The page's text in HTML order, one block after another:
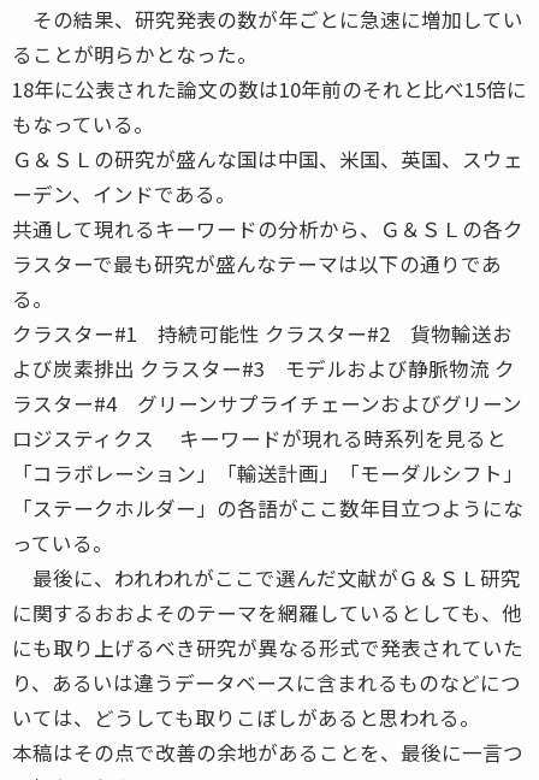
その結果、研究発表の数が年ごとに急速に増加してい
ることが明らかとなった。
18年に公表された論文の数は10年前のそれと比べ15倍に
もなっている。
Ｇ＆ＳＬの研究が盛んな国は中国、米国、英国、スウェ
ーデン、インドである。
共通して現れるキーワードの分析から、Ｇ＆ＳＬの各ク
ラスターで最も研究が盛んなテーマは以下の通りであ
る。
クラスター#1 持続可能性 クラスター#2 貨物輸送お
よび炭素排出 クラスター#3 モデルおよび静脈物流 ク
ラスター#4 グリーンサプライチェーンおよびグリーン
ロジスティクス キーワードが現れる時系列を見ると
「コラボレーション」「輸送計画」「モーダルシフト」
「ステークホルダー」の各語がここ数年目立つようにな
っている。
最後に、われわれがここで選んだ文献がＧ＆ＳＬ研究
に関するおおよそのテーマを網羅しているとしても、他
にも取り上げるべき研究が異なる形式で発表されていた
り、あるいは違うデータベースに含まれるものなどにつ
いては、どうしても取りこぼしがあると思われる。
本稿はその点で改善の余地があることを、最後に一言つ